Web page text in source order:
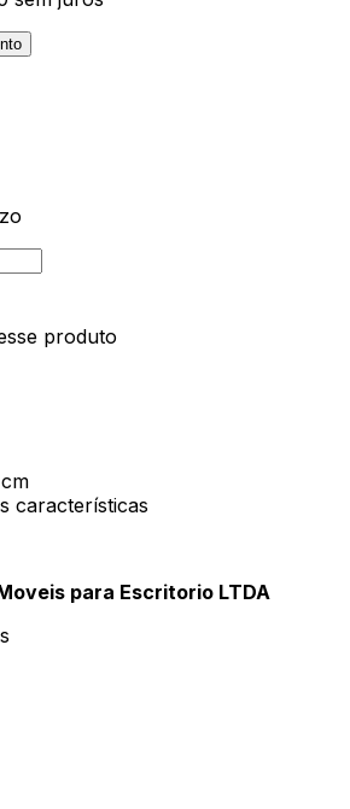
produto
características
para Escritorio LTDA